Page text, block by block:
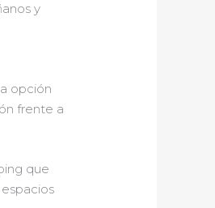
y
opción
frente a
que